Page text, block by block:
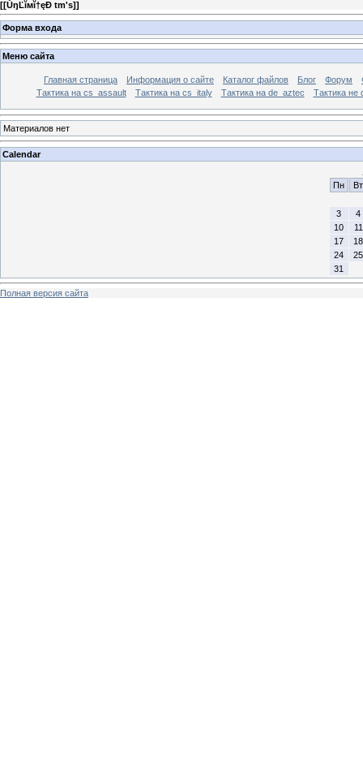
[[ŮŋĽĭмĭ†ęÐ tm's]]
Форма входа
Меню сайта
Главная страница Информация о сайте Каталог файлов Блог Форум
Тактика на сs_assault
Тактика на cs_italy Тактика на de_aztec Тактика не
Материалов нет
Calendar
Пн
Вт
3
4
10
11
17
18
24
25
31
Полная версия сайта